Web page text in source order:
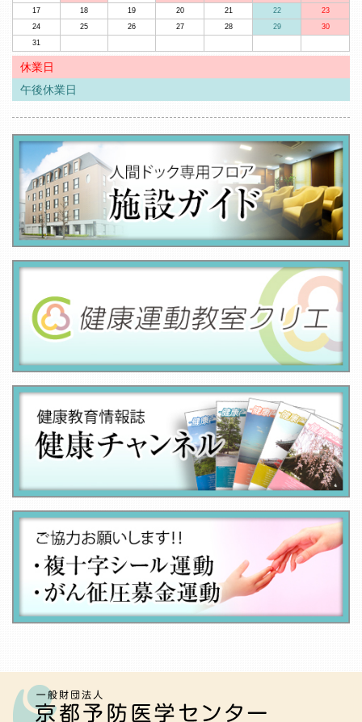
17
18 19 20 21 22
23
24
25 26 27 28 29
30
31
休業日
午後休業日